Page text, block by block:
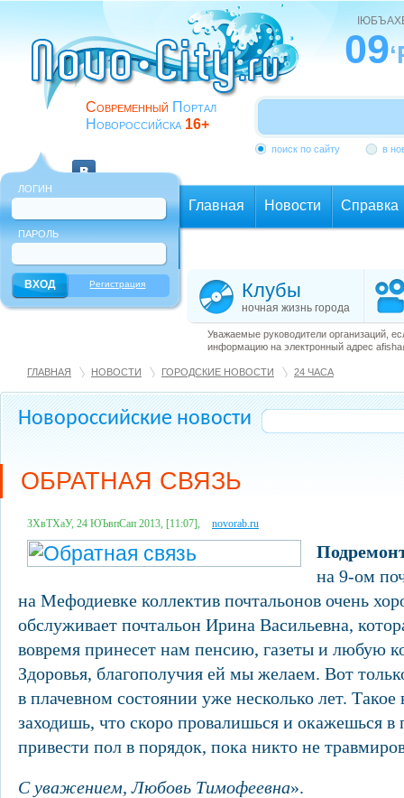
Современный Портал
Новороссийска 16+
09
поиск по сайту в
ЛОГИН
ПАРОЛЬ
Регистрация
Главная Новости Справка
Клубы
ночная жизнь города
Уважаемые руководители организаций,
информацию на электронный адрес
ГЛАВНАЯ НОВОСТИ ГОРОДСКИЕ НОВОСТИ 24 ЧАСА
Новороссийские новости
ОБРАТНАЯ СВЯЗЬ
ЗХвТХаУ, 24 ЮЪвпСап 2013, [11:07], novorab.ru
на 9-ом
на Мефодиевке коллектив почтальонов очень
обслуживает почтальон Ирина Васильевна,
вовремя принесет нам пенсию, газеты и любую
Здоровья, благополучия ей мы желаем. Вот
в плачевном состоянии уже несколько лет. Такое
заходишь, что скоро провалишься и окажешься в
привести пол в порядок, пока никто не
С уважением, Любовь Тимофеевна».